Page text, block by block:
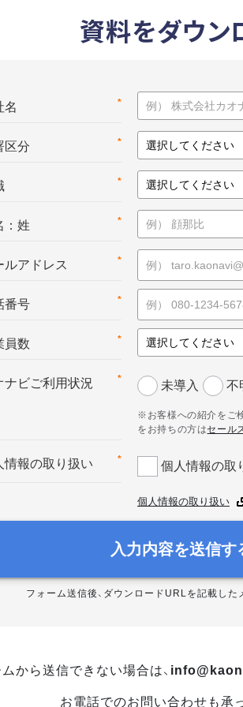
資料をダウン
*
名
*
区分
*
*
：姓
*
ルアドレス
*
番号
*
員数
*
ナビご利用状況 未導入 不
※お客様への紹介をご
をお持ちの方はセール
*
情報の取り扱い 個人情報の取
個人情報の取り扱い
入力内容を送信す
フォーム送信後、ダウンロードURLを記載した
から送信できない場合は、
お電話でのお問い合わせも承